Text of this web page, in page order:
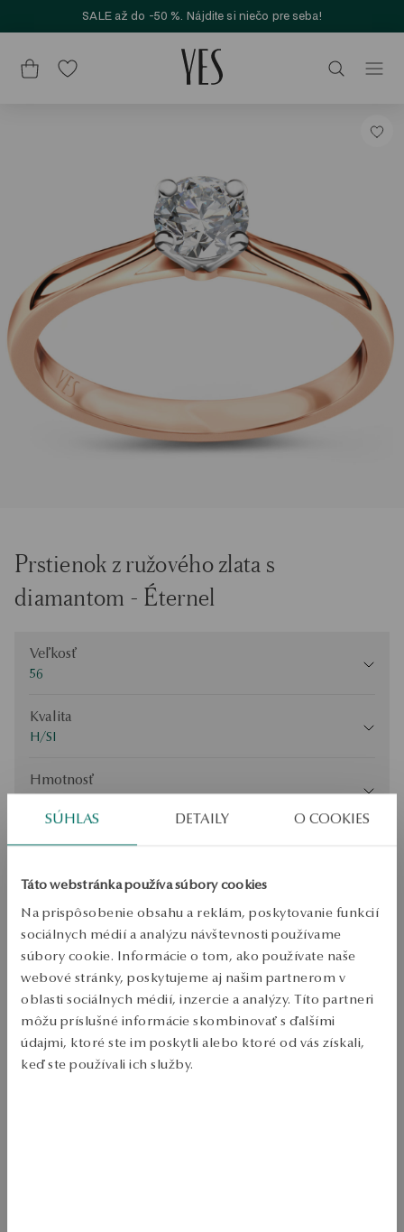
SÚHLAS DETAILY O COOKIES
Táto webstránka používa súbory cookies
Na prispôsobenie obsahu a reklám, poskytovanie funkcií
sociálnych médií a analýzu návštevnosti používame
súbory cookie. Informácie o tom, ako používate naše
webové stránky, poskytujeme aj našim partnerom v
oblasti sociálnych médií, inzercie a analýzy. Títo partneri
môžu príslušné informácie skombinovať s ďalšími
údajmi, ktoré ste im poskytli alebo ktoré od vás získali,
keď ste používali ich služby.
SALE až do -50 %. Nájdite si niečo pre seba!
Prstienok z ružového zlata s
diamantom - Éternel
Veľkosť
56
Kvalita
H/SI
Hmotnosť
Overiť dostupnosť
Zásielka: 2 pracovné dni
Doprava zdarma od 70 EUR
Bezplatné vrátenie tovaru do 30 dní
PODROBNOSTI
Súčasná forma klasického inšpirovaného prsteňa Éternel navštevuje